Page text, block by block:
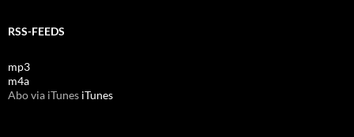
RSS-FEEDS
mp3
m4a
Abo via iTunes iTunes